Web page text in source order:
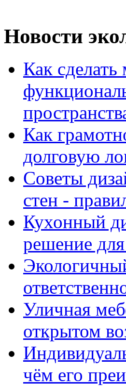
Новости
Как
Как
долговую
Советы
стен -
Кухонный
решение
Уличная
открытом
чём его